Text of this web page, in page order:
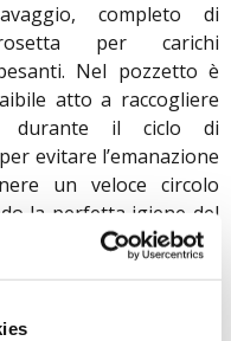
completo di
per carichi
Nel pozzetto è
atto a raccogliere
durante il ciclo di
evitare l’emanazione
un veloce circolo
la perfetta igiene del
di flangiatura ogni
stesse flangie con